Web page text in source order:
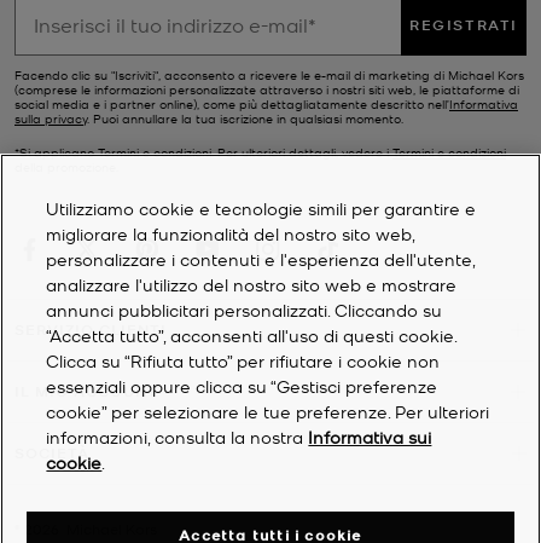
REGISTRATI
Facendo clic su "Iscriviti", acconsento a ricevere le e-mail di marketing di Michael Kors
(comprese le informazioni personalizzate attraverso i nostri siti web, le piattaforme di
social media e i partner online), come più dettagliatamente descritto nell’Informativa
sulla privacy. Puoi annullare la tua iscrizione in qualsiasi momento.
*Si applicano Termini e condizioni. Per ulteriori dettagli, vedere iTermini e condizioni
SERVIZIO CLIENTI
IL MIO ACCOUNT
SOCIETÀ
Utilizziamo cookie e tecnologie simili per garantire e
migliorare la funzionalità del nostro sito web,
personalizzare i contenuti e l'esperienza dell'utente,
analizzare l'utilizzo del nostro sito web e mostrare
annunci pubblicitari personalizzati. Cliccando su
“Accetta tutto”, acconsenti all'uso di questi cookie.
Clicca su “Rifiuta tutto” per rifiutare i cookie non
essenziali oppure clicca su “Gestisci preferenze
cookie” per selezionare le tue preferenze. Per ulteriori
informazioni, consulta la nostra Informativa sui
cookie
Accetta tutti i cookie